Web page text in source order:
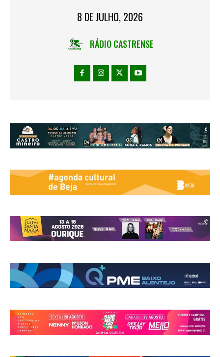
8 DE JULHO, 2026
RÁDIO CASTRENSE